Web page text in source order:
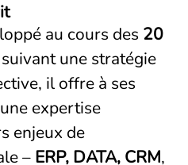
au cours des 20
une stratégie
il offre à ses
une expertise
enjeux de
– ERP, DATA, CRM,